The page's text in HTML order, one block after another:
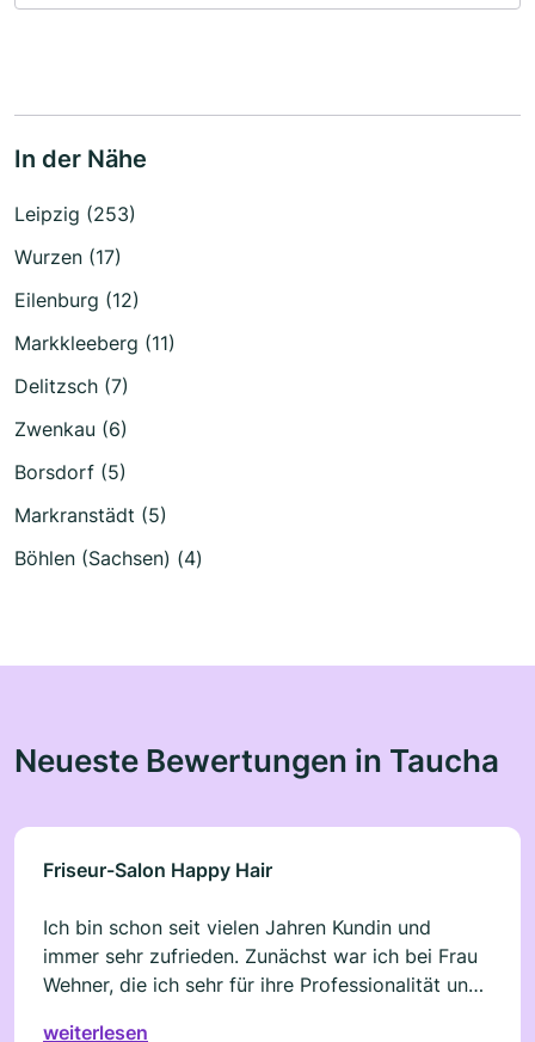
In der Nähe
Leipzig (253)
Wurzen (17)
Eilenburg (12)
Markkleeberg (11)
Delitzsch (7)
Zwenkau (6)
Borsdorf (5)
Markranstädt (5)
Böhlen (Sachsen) (4)
Neueste Bewertungen in Taucha
Friseur-Salon Happy Hair
Ich bin schon seit vielen Jahren Kundin und
immer sehr zufrieden. Zunächst war ich bei Frau
Wehner, die ich sehr für ihre Professionalität und
weiterlesen